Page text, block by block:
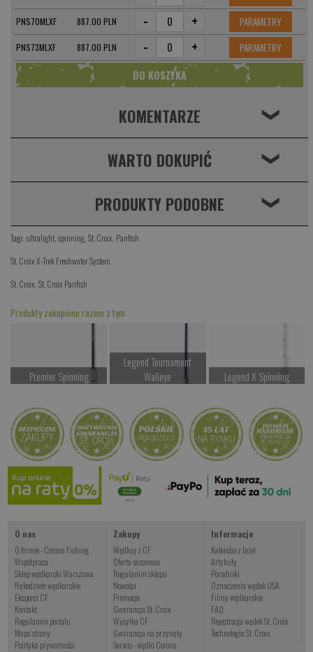
PNS70MLXF 887.00 PLN - + PARAMETRY
PNS73MLXF 887.00 PLN - + PARAMETRY
KOMENTARZE ❮
WARTO DOKUPIĆ ❮
PRODUKTY PODOBNE ❮
Tagi: ultralight ,spinning,St. Croix Panfish
St. Croix X-Trek Freshwater System
St. Croix ,St. Croix Panfish
Produkty zakupione razem z tym
Premier Spinning
Kup teraz >
Legend Tournament
Walleye
Kup teraz >
Legend X Spinning
Kup teraz >
Ultegra FD
od 617.00 PLN
Kup teraz >
O nas
O firmie - Corona Fishing
Współpraca
Sklep wędkarski Warszawa
Rękodzieło wędkarskie
Eksperci CF
Kontakt
Regulamin portalu
Mapa strony
Polityka prywatności
Zakupy
Wędkuj z CF
Oferta sezonowa
Regulamin sklepu
Nowości
Promocje
Gwarancja St. Croix
Wysyłka CF
Gwarancja na przynęty
Serwis - wędki Corona
Informacje
Kalendarz brań
Artykuły
Poradniki
Oznaczenia wędek USA
Filmy wędkarskie
FAQ
Rejestracja wędek St. Croix
Technologia St. Croix